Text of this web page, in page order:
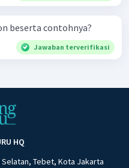
beserta contohnya?
Jawaban terverifikasi
HQ
Selatan, Tebet, Kota Jakarta